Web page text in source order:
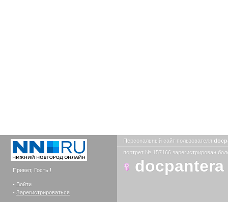
Привет, Гость !
- Войти
- Зарегистрироваться
Персональный сайт пользователя
портрет № 157166 зарегистрирован
docpantera